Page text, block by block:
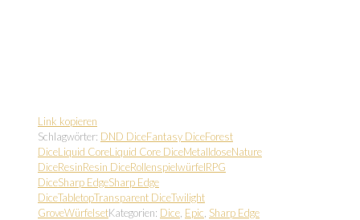
Link kopieren
Schlagwörter: DND DiceFantasy DiceForest
DiceLiquid CoreLiquid Core DiceMetalldoseNature
DiceResinResin DiceRollenspielwürfelRPG
DiceSharp EdgeSharp Edge
DiceTabletopTransparent DiceTwilight
GroveWürfelsetKategorien: Dice, Epic Sharp Edge